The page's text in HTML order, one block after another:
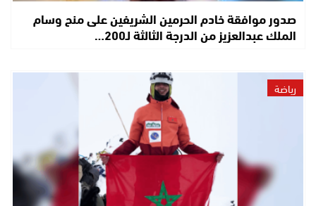
صدور موافقة خادم الحرمين الشريفين على منح وسام
الملك عبدالعزيز من الدرجة الثالثة لـ200…
رياضة